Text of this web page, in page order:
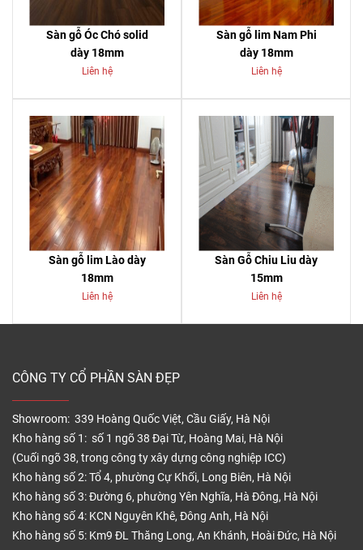
Sàn gỗ Óc Chó solid
dày 18mm
Liên hệ
Sàn gỗ lim Nam Phi
dày 18mm
Liên hệ
Sàn gỗ lim Lào dày
18mm
Liên hệ
Sàn Gỗ Chiu Liu dày
15mm
Liên hệ
CÔNG TY CỔ PHẦN SÀN ĐẸP
Showroom: 339 Hoàng Quốc Việt, Cầu Giấy, Hà Nội
Kho hàng số 1: số 1 ngõ 38 Đại Từ, Hoàng Mai, Hà Nội
(Cuối ngõ 38, trong công ty xây dựng công nghiệp ICC)
Kho hàng số 2: Tổ 4, phường Cự Khối, Long Biên, Hà Nội
Kho hàng số 3: Đường 6, phường Yên Nghĩa, Hà Đông, Hà Nội
Kho hàng số 4: KCN Nguyên Khê, Đông Anh, Hà Nội
Kho hàng số 5: Km9 ĐL Thăng Long, An Khánh, Hoài Đức, Hà Nội